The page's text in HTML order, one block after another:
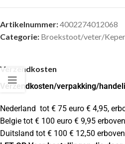
Artikelnummer:4002274012068
Categorie: Broekstoot/veter/
Verzendkosten
Verzendkosten/verpakking/
Nederland tot € 75 euro € 4,95,
Belgie tot € 100 euro € 9,95
Duitsland tot € 100 € 12,50